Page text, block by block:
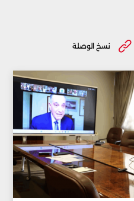
نسخ الوصلة